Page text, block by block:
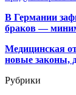
В Германии
браков —
Медицинская
новые законы,
Рубрики